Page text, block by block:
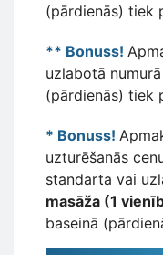
(pārdienās) tiek
** Bonuss!
uzlabotā
(pārdienās) tiek
* Bonuss!
uzturēšanās
standarta vai
masāža (1
baseinā